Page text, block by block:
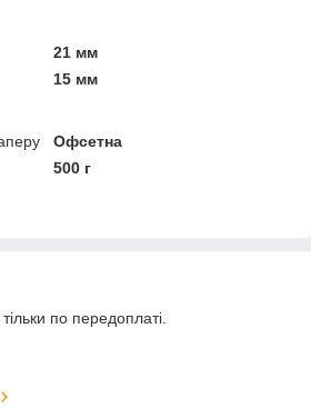
21 мм
15 мм
Офсетна
500 г
по передоплаті.